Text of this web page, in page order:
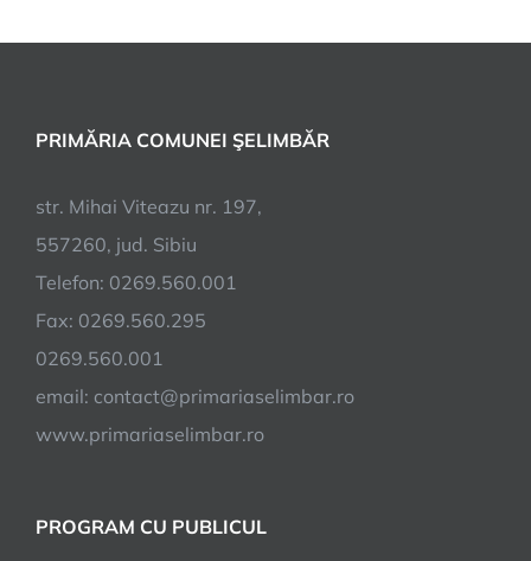
PRIMĂRIA COMUNEI ŞELIMBĂR
str. Mihai Viteazu nr. 197,
557260, jud. Sibiu
Telefon: 0269.560.001
Fax: 0269.560.295
0269.560.001
email: contact@primariaselimbar.ro
www.primariaselimbar.ro
PROGRAM CU PUBLICUL